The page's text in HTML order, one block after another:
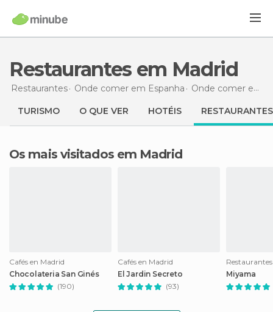
Restaurantes em Madrid
Restaurantes Onde comer em Espanha Onde comer em Madrid
TURISMO O QUE VER HOTÉIS RESTAURANTES
Os mais visitados em Madrid
Cafés en Madrid
Chocolateria San Ginés
(190)
Cafés en Madrid
El Jardin Secreto
(93)
Miyama